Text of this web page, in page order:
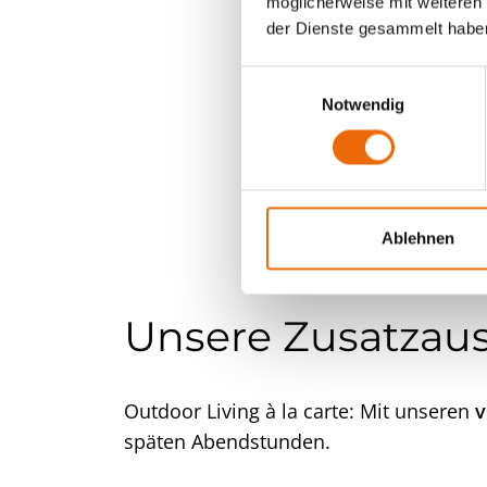
der Dienste gesammelt
g
n
a
u
Notwendig
Ablehnen
Sie
Unsere
Outdoor Living à la carte: Mit unseren
späten Abendstunden.